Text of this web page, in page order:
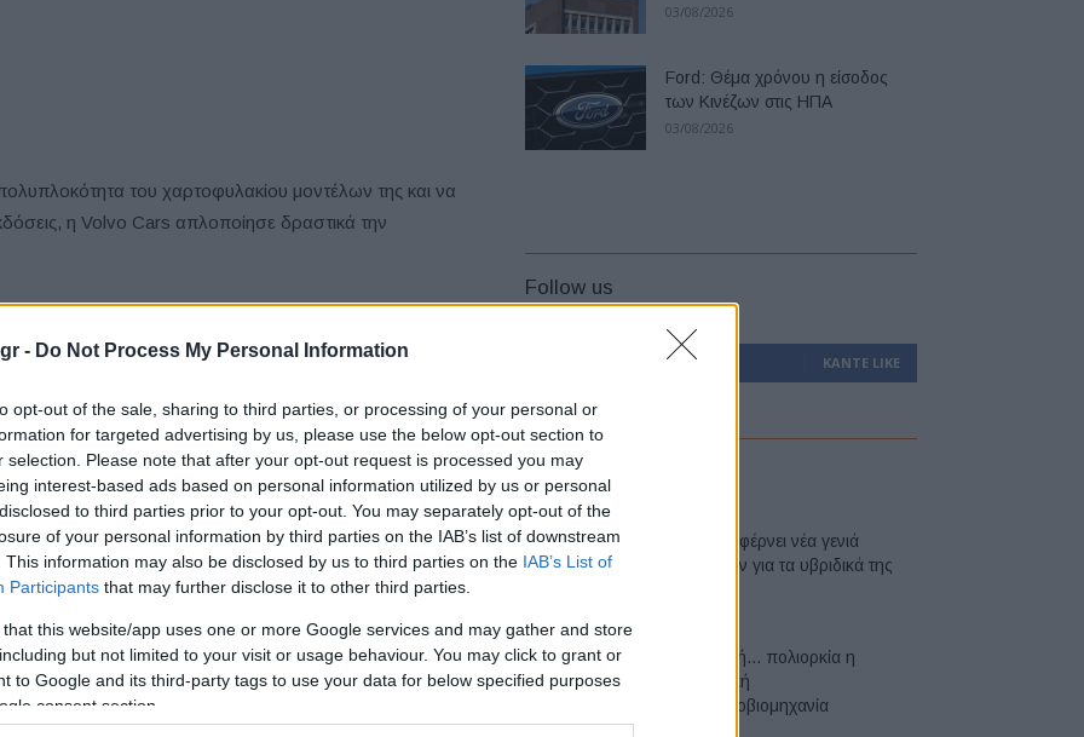
- Do Not Process My Personal Information
opt-out of the sale, sharing to third parties, or processing of your personal or
for targeted advertising by us, please use the below opt-out section to
selection. Please note that after your opt-out request is processed you may
interest-based ads based on personal information utilized by us or personal
to third parties prior to your opt-out. You may separately opt-out of the
of your personal information by third parties on the IAB’s list of downstream
This information may also be disclosed by us to third parties on the IAB’s List of
Participants that may further disclose it to other third parties.
that this website/app uses one or more Google services and may gather and store
but not limited to your visit or usage behaviour. You may click to grant or
to Google and its third-party tags to use your data for below specified purposes
consent section.
του χαρτοφυλακίου μοντέλων της και να
η Volvo Cars απλοποίησε δραστικά την
προσφορά εξυπηρέτησης, που θα περιλαμβάνει
ασφάλισης και φόρτισης στο σπίτι, όπου είναι
οLex Kerssemakers, επικεφαλής των παγκόσμιων
«Αυτό συμβαίνει επειδή το Volvo C40 Recharge είναι κάτι
μας ηλεκτρικό μοντέλο και αποτελεί ένα σημαντικό
για διευκόλυνση των καταναλωτών. Εν ολίγοις,
της δέσμευσης της Volvo Cars για ένα μέλλον
αρκετά επιπλέον ηλεκτρικά μοντέλα τα επόμενα
πωλήσεών της να αποτελείται από αμιγώς
σχεδιάζει κάθε αυτοκίνητο που θα πωλείται να είναι
03/08/2026
Ford: Θέμα χρόνου η είσοδος
των Κινέζων στις ΗΠΑ
03/08/2026
Follow us
Υποστηρικτές ΚΆΝΤΕ LIKE
Latest
Η Toyota φέρνει νέα γενιά
μπαταριών για τα υβριδικά της
Σε κινεζική… πολιορκία η
ευρωπαϊκή
αυτοκινητοβιομηχανία